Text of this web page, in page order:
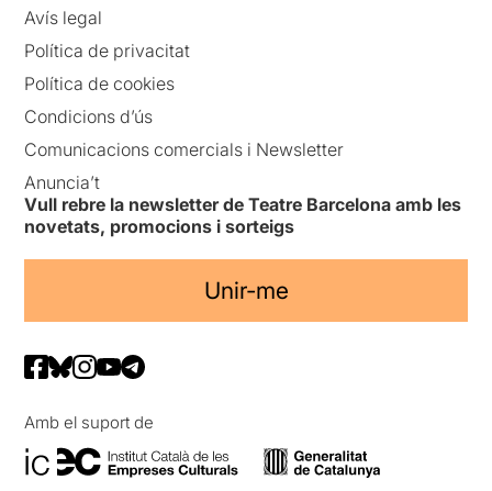
Avís legal
Política de privacitat
Política de cookies
Condicions d’ús
Comunicacions comercials i Newsletter
Anuncia’t
Vull rebre la newsletter de Teatre Barcelona amb les
novetats, promocions i sorteigs
Unir-me
Amb el suport de